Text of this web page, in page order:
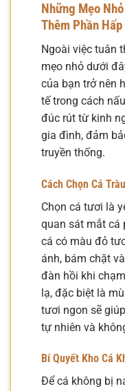
Những Mẹo
Thêm Phần Hấp
Ngoài việc tuân
mẹo nhỏ dưới
của bạn trở nên
tế trong cách
đúc rút từ kinh
gia đình, đảm
truyền thống.
Cách Chọn Cá
Chọn cá tươi là
quan sát mắt cá
cá có màu đỏ
ánh, bám chặt
đàn hồi khi
lạ, đặc biệt là
tươi ngon sẽ
tự nhiên và
Bí Quyết Kho Cá
Để cá không bị